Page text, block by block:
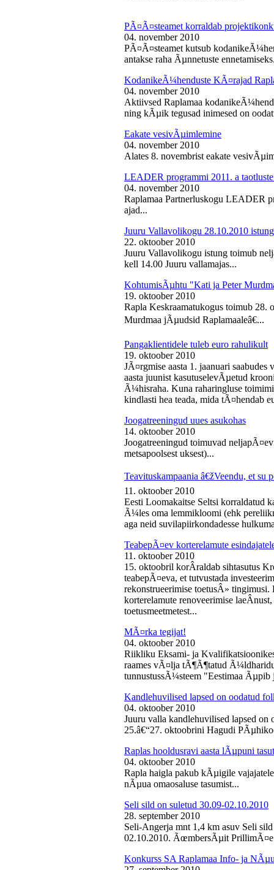
PÃ¤Ã¤steamet korraldab
04. november 2010
PÃ¤Ã¤steamet kutsub
antakse raha Ãµnnetuste
KodanikeÃ¼henduste KÃ¤rajad
04. november 2010
Aktiivsed Raplamaa
ning kÃµik tegusad inimesed on
Eakate vesivÃµimlemine
04. november 2010
Alates 8. novembrist eakate
LEADER programmi 2011. a
04. november 2010
Raplamaa Partnerluskogu LEADER
ajad...
Juuru Vallavolikogu 28.10.2010 istung
22. oktoober 2010
Juuru Vallavolikogu istung toimub
kell 14.00 Juuru vallamajas...
KohtumisÃµhtu "Kati ja Peter
19. oktoober 2010
Rapla Keskraamatukogus toimub
Murdmaa jÃµudsid Raplamaaleâ€...
Pangaklientidele tuleb euro rahulikult
19. oktoober 2010
JÃ¤rgmise aasta 1. jaanuari
aasta juunist kasutuselevÃµetud
Ã¼hisraha. Kuna raharingluse
kindlasti hea teada, mida tÃ¤hendab
Joogatreeningud uues asukohas
14. oktoober 2010
Joogatreeningud toimuvad
metsapoolsest uksest)...
Teavituskampaania â€žVeendu, et su
11. oktoober 2010
Eesti Loomakaitse Seltsi korraldatud
Ã¼les oma lemmikloomi (ehk
aga neid suvilapiirkondadesse
TeabepÃ¤ev korterelamute
11. oktoober 2010
15. oktoobril korÂ­raldab sihtasutus
teabepÃ¤eva, et tutvustada
rekonstrueerimise toetusÂ»
korterelamute renoveerimise
toetusmeetmetest...
MÃ¤rka tegijat!
04. oktoober 2010
Riikliku Eksami- ja
raames vÃ¤lja tÃ¶Ã¶tatud
tunnustussÃ¼steem "Eestimaa
Kandlehuvilised lapsed on oodatud
04. oktoober 2010
Juuru valla kandlehuvilised lapsed
25.â€“27. oktoobrini Hagudi
Raplas hooldusravi aasta lÃµpuni
04. oktoober 2010
Rapla haigla pakub kÃµigile
nÃµua omaosaluse tasumist...
Seli sild on suletud 30.09-02.10.2010
28. september 2010
Seli-Angerja mnt 1,4 km asuv Seli
02.10.2010. ÃœmbersÃµit
Konkurss SA Raplamaa Info- ja